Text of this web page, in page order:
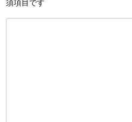
須項目です